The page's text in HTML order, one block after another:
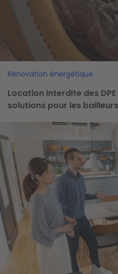
Rénovation énergétique
Location interdite des
solutions pour les